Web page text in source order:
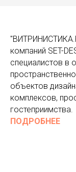
компаний SET-
специалистов в
объектов
комплексов,
гостеприимства.
ПОДРОБНЕЕ